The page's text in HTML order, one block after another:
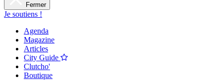
Fermer
Je soutiens !
Agenda
Magazine
Articles
City Guide
Clutcho'
Boutique